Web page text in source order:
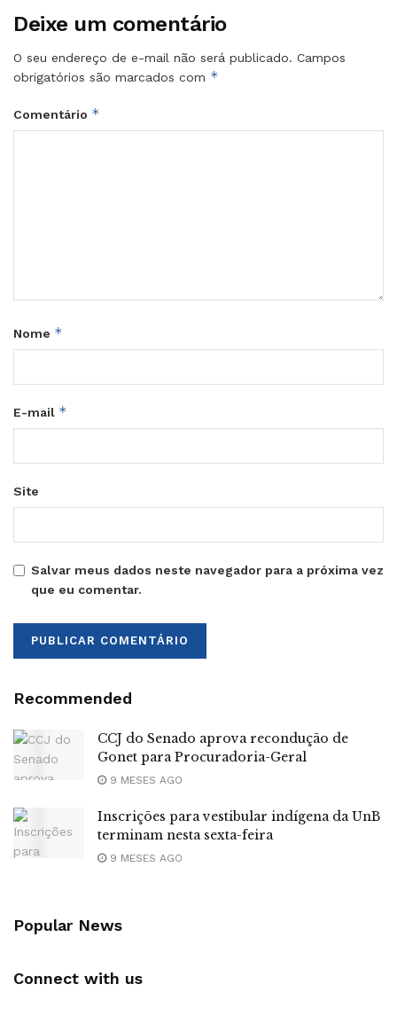
Deixe um comentário
O seu endereço de e-mail não será publicado. Campos
obrigatórios são marcados com *
Comentário *
Nome *
E-mail *
Site
Salvar meus dados neste navegador para a próxima vez
que eu comentar.
Recommended
CCJ do Senado aprova recondução de
Gonet para Procuradoria-Geral
9 MESES AGO
Inscrições para vestibular indígena da UnB
terminam nesta sexta-feira
9 MESES AGO
Popular News
Connect with us